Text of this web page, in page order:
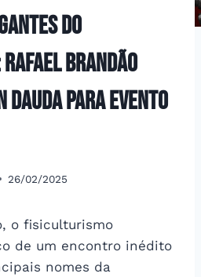
do
Brandão
Dauda para evento
26/02/2025
o fisiculturismo
de um encontro inédito
nomes da